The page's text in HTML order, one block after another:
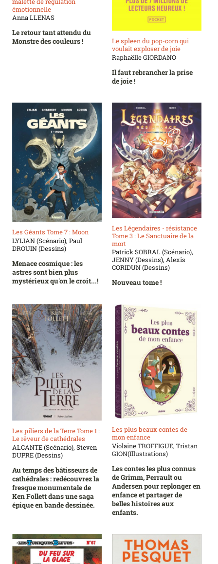
émotionnelle
Anna LLENAS
Le retour tant attendu du
Monstre des couleurs !
Le spleen du pop-corn qui
voulait exploser de joie
Raphaëlle GIORDANO
Il faut rebrancher la prise
de joie !
Les Géants Tome 7 : Moon
LYLIAN (Scénario), Paul
DROUIN (Dessins)
Menace cosmique : les
astres sont bien plus
mystérieux qu'on le croit...!
Les Légendaires - résistance
Tome 3 : Le Sanctuaire de la
mort
Patrick SOBRAL (Scénario),
JENNY (Dessins), Alexis
CORIDUN (Dessins)
Nouveau tome !
Les piliers de la Terre Tome 1 :
Le rêveur de cathédrales
ALCANTE (Scénario), Steven
DUPRE (Dessins)
Au temps des bâtisseurs de
cathédrales : redécouvrez la
fresque monumentale de
Ken Follett dans une saga
épique en bande dessinée.
Les plus beaux contes de
mon enfance
Violaine TROFFIGUE, Tristan
GION(Illustrations)
Les contes les plus connus
de Grimm, Perrault ou
Andersen pour replonger en
enfance et partager de
belles histoires aux
enfants.